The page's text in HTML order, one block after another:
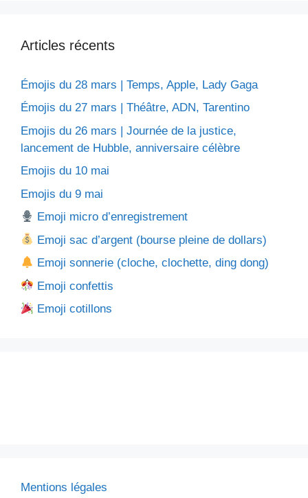
Articles récents
Émojis du 28 mars | Temps, Apple, Lady Gaga
Émojis du 27 mars | Théâtre, ADN, Tarentino
Emojis du 26 mars | Journée de la justice,
lancement de Hubble, anniversaire célèbre
Emojis du 10 mai
Emojis du 9 mai
Emoji micro d’enregistrement
Emoji sac d’argent (bourse pleine de dollars)
Emoji sonnerie (cloche, clochette, ding dong)
Emoji confettis
Emoji cotillons
Mentions légales